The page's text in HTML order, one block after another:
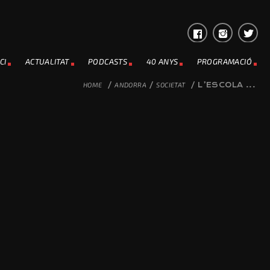
ACTUALITAT PODCASTS 40 ANYS PROGRAMACIÓ
HOME / ANDORRA / SOCIETAT / L’ESCOLA ...